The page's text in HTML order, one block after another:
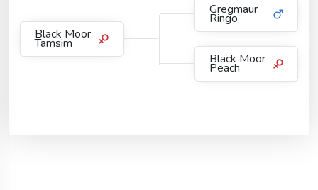
Black Moor
Tamsim
Gregmaur
Ringo
Black Moor
Peach